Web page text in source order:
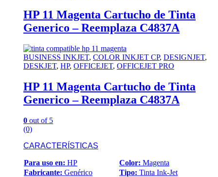
HP 11 Magenta Cartucho de Tinta
Generico – Reemplaza C4837A
BUSINESS INKJET, COLOR INKJET CP, DESIGNJET,
DESKJET, HP, OFFICEJET, OFFICEJET PRO
HP 11 Magenta Cartucho de Tinta
Generico – Reemplaza C4837A
0 out of 5
(0)
CARACTERÍSTICAS
Para uso en: HP Color: Magenta
Fabricante: Genérico Tipo: Tinta Ink-Jet